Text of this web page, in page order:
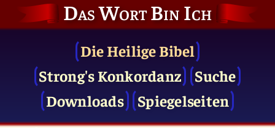
Das Wort Bin Ich
Die Heilige Bibel
Strong's Konkordanz
Suche
Downloads
Spiegelseiten